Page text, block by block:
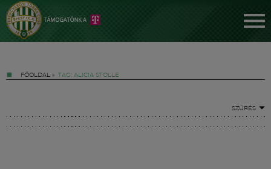
FŐOLDAL » TAG: ALICIA STOLLE
SZŰRÉS